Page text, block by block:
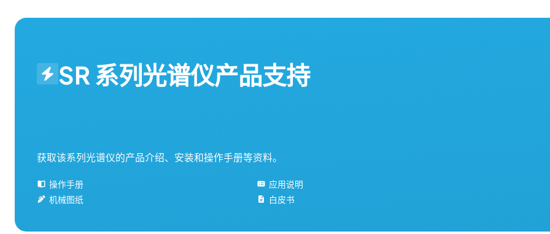
SR 系列光谱仪产品支持
获取该系列光谱仪的产品介绍、安装和操作手册等资料。
操作手册
机械图纸
应用说明
白皮书